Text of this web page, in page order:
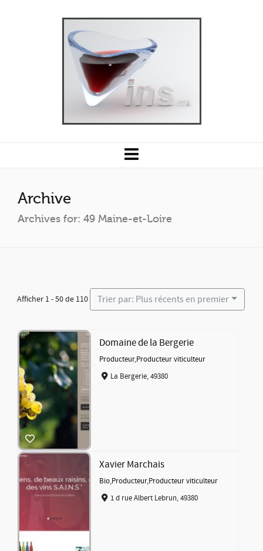
Archive
Archives for: 49 Maine-et-Loire
Afficher 1 - 50 de 110 Trier par: Plus récents en premier
Domaine de la Bergerie
Producteur,Producteur viticulteur
La Bergerie, 49380
Xavier Marchais
Bio,Producteur,Producteur viticulteur
1 d rue Albert Lebrun, 49380